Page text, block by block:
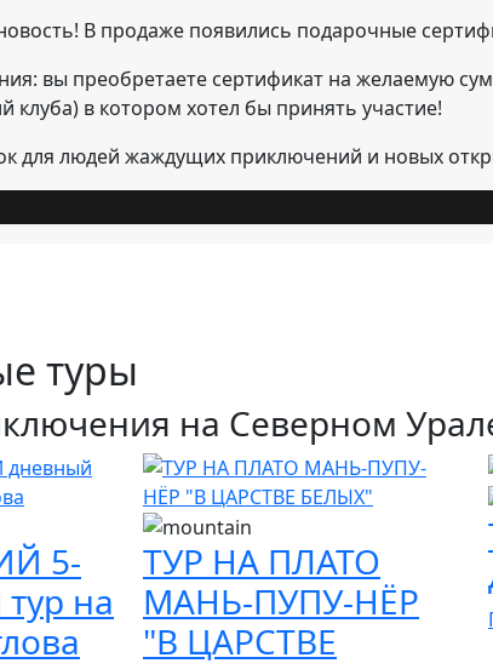
В продаже появились подарочные
вы преобретаете сертификат на желаемую
клуба) в котором хотел бы принять участие!
для людей жаждущих приключений и новых
туры
на Северном
5-
на
ТУР НА ПЛАТО
МАНЬ-ПУПУ-НЁР
"В ЦАРСТВЕ